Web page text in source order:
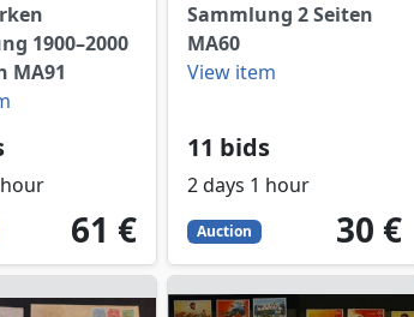
1900–2000
MA91
61
EUR
61 €
Sammlung 2 Seiten
MA60
View item
11 bids
2 days 1 hour
Auction 30
EUR
30 €